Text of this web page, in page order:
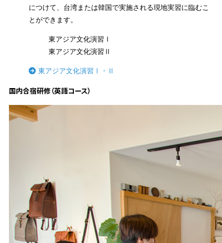
につけて、台湾または韓国で実施される現地実習に臨むこ
とができます。
東アジア文化演習Ⅰ
東アジア文化演習Ⅱ
東アジア文化演習Ⅰ・Ⅱ
国内合宿研修（英語コース）